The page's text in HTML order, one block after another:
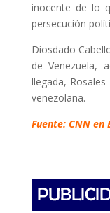
inocente de lo
persecución
Diosdado
de Venezuela,
llegada,
venezolana.
Fuente: CNN en